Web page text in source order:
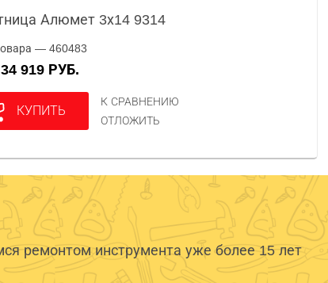
Алюмет 3х14 9314
— 460483
34 919 РУБ.
КУПИТЬ
К СРАВНЕНИЮ
ОТЛОЖИТЬ
ремонтом инструмента уже более 15 лет